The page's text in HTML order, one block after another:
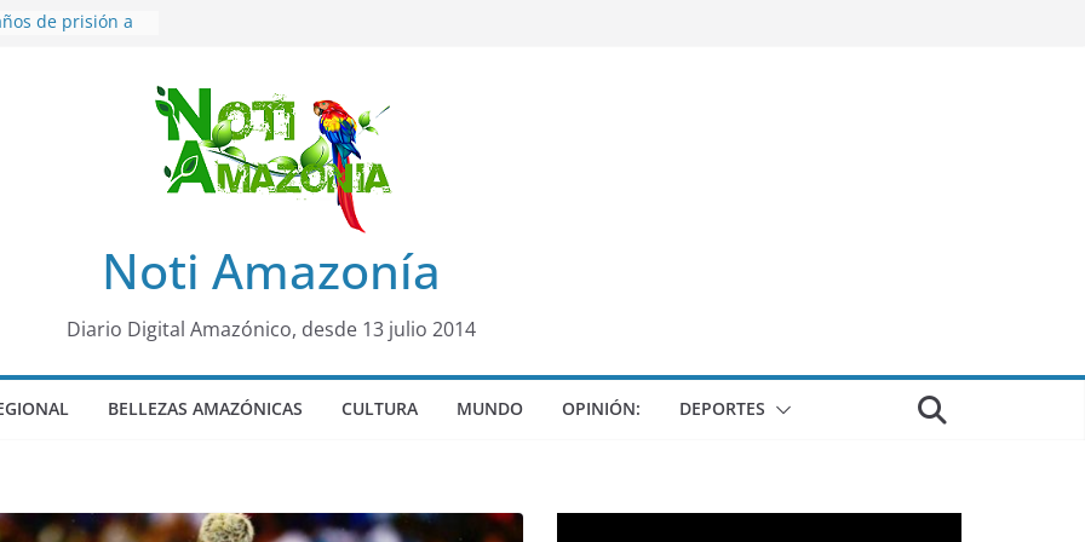
de prisión a
dormir mal en
Panamazónico, d
de la Amazonía
Noti Amazonía
Diario Digital Amazónico, desde 13 julio 2014
BELLEZAS AMAZÓNICAS CULTURA MUNDO OPINIÓN: DEPORTES